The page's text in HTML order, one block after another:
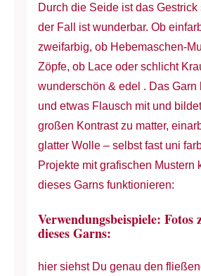
Durch die Seide ist das
der Fall ist wunderbar. Ob
zweifarbig, ob Hebemaschen-
Zöpfe, ob Lace oder schlicht
wunderschön & edel . Das Garn
und etwas Flausch mit und
großen Kontrast zu matter,
glatter Wolle – selbst fast uni
Projekte mit grafischen Mustern
dieses Garns funktionieren:
Verwendungsbeispiele: Fotos
dieses Garns:
hier siehst Du genau den